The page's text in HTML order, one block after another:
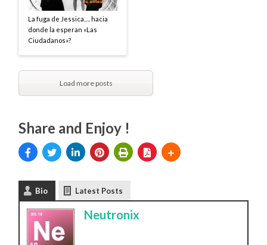
La fuga de Jessica…. hacia
donde la esperan «Las
Ciudadanos»?
Load more posts
Share and Enjoy !
Bio Latest Posts
Neutronix